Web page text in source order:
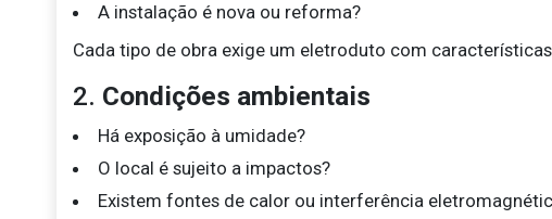
A instalação é nova ou reforma?
Cada tipo de obra exige um eletroduto com
2. Condições ambientais
Há exposição à umidade?
O local é sujeito a impactos?
Existem fontes de calor ou interferência